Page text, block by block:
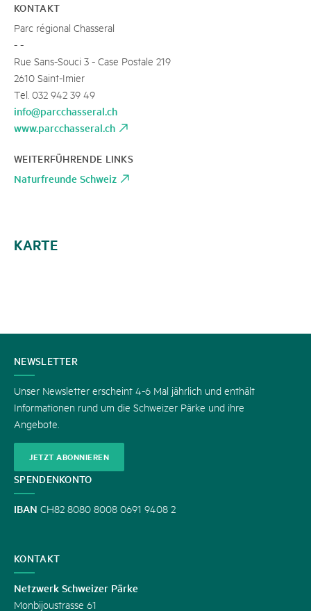
KONTAKT
Parc régional Chasseral
- -
Rue Sans-Souci 3 - Case Postale 219
2610 Saint-Imier
Tel. 032 942 39 49
info@parcchasseral.ch
www.parcchasseral.ch
WEITERFÜHRENDE LINKS
Naturfreunde Schweiz
KARTE
KONTAKT
NEWSLETTER
Unser Newsletter erscheint 4-6 Mal jährlich und enthält
Informationen rund um die Schweizer Pärke und ihre
Angebote.
JETZT ABONNIEREN
SPENDENKONTO
IBAN CH82 8080 8008 0691 9408 2
KONTAKT
Netzwerk Schweizer Pärke
Monbijoustrasse 61